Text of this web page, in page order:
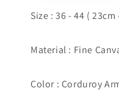
Size : 36 - 44 ( 23cm
Material : Fine
Color : Corduroy